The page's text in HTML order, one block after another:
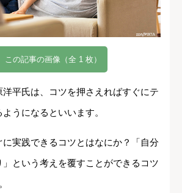
この記事の画像（全 1 枚）
平氏は、コツを押さえればすぐにテ
うになるといいます。
実践できるコツとはなにか？「自分
という考えを覆すことができるコツ